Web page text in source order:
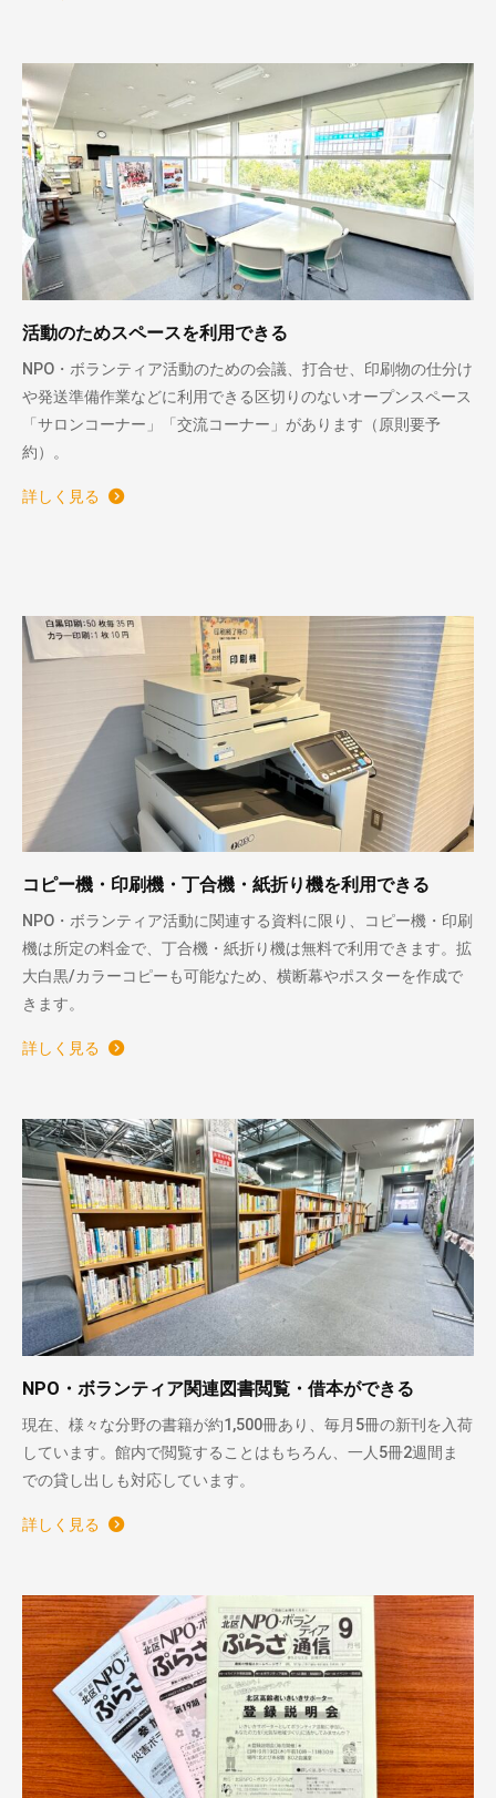
活動のためスペースを利用できる
NPO・ボランティア活動のための会議、打合せ、印刷物の仕分け
や発送準備作業などに利用できる区切りのないオープンスペース
「サロンコーナー」「交流コーナー」があります（原則要予
約）。
詳しく見る
コピー機・印刷機・丁合機・紙折り機を利用できる
NPO・ボランティア活動に関連する資料に限り、コピー機・印刷
機は所定の料金で、丁合機・紙折り機は無料で利用できます。拡
大白黒/カラーコピーも可能なため、横断幕やポスターを作成で
きます。
詳しく見る
NPO・ボランティア関連図書閲覧・借本ができる
現在、様々な分野の書籍が約1,500冊あり、毎月5冊の新刊を入荷
しています。館内で閲覧することはもちろん、一人5冊2週間ま
での貸し出しも対応しています。
詳しく見る